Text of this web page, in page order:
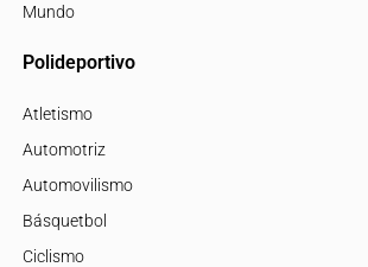
Mundo
Polideportivo
Atletismo
Automotriz
Automovilismo
Básquetbol
Ciclismo